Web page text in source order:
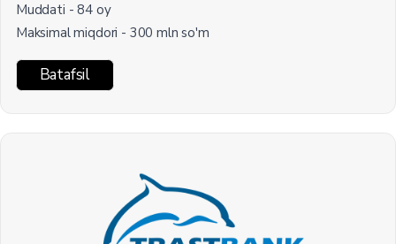
Muddati - 84 oy
Maksimal miqdori - 300 mln so'm
Batafsil